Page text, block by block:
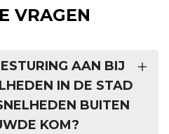
VRAGEN
AAN BIJ
IN DE STAD
BUITEN
KOM?